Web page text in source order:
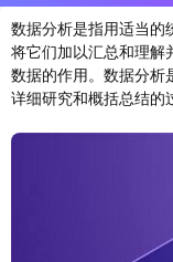
数据分析是指用适当的
将它们加以汇总和理解
数据的作用。数据分析
详细研究和概括总结的